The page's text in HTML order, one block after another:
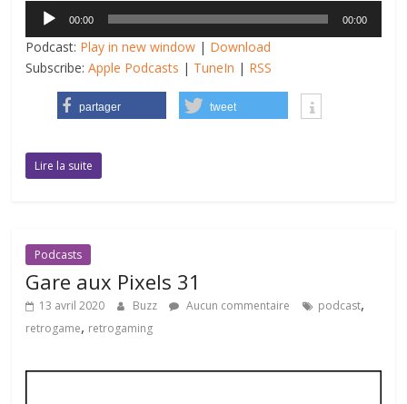
Lecteur
audio
00:00 00:00
Podcast: Play in new window | Download
Subscribe:Apple Podcasts | TuneIn | RSS
partager tweet
Lire la suite
Podcasts
Gare aux Pixels 31
13 avril 2020 Buzz Aucun commentaire podcast,
retrogame, retrogaming